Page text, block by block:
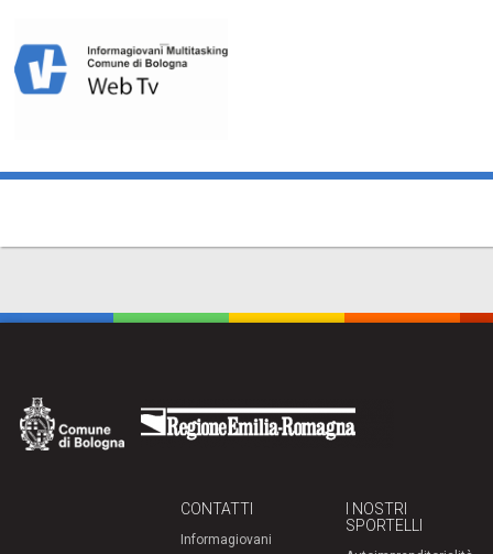
CONTATTI
Informagiovani
I NOSTRI
SPORTELLI